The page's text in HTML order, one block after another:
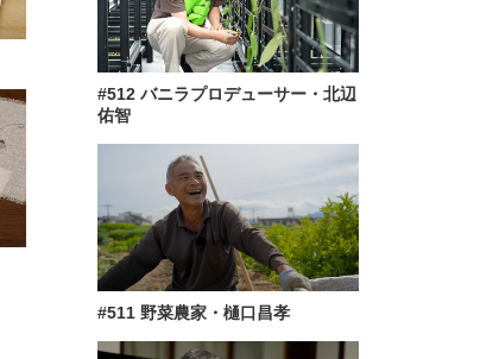
#512 バニラプロデューサー・北辺
佑智
#511 野菜農家・樋口昌孝